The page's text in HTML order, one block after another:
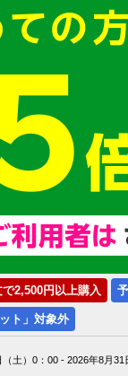
2,500円以上購入
ト」対象外
土）0：00 - 2026年8月